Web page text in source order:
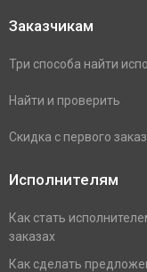
Заказчикам
Три способа найти
Найти и проверить
Скидка с первого
Исполнителям
Как стать
заказах
Как сделать